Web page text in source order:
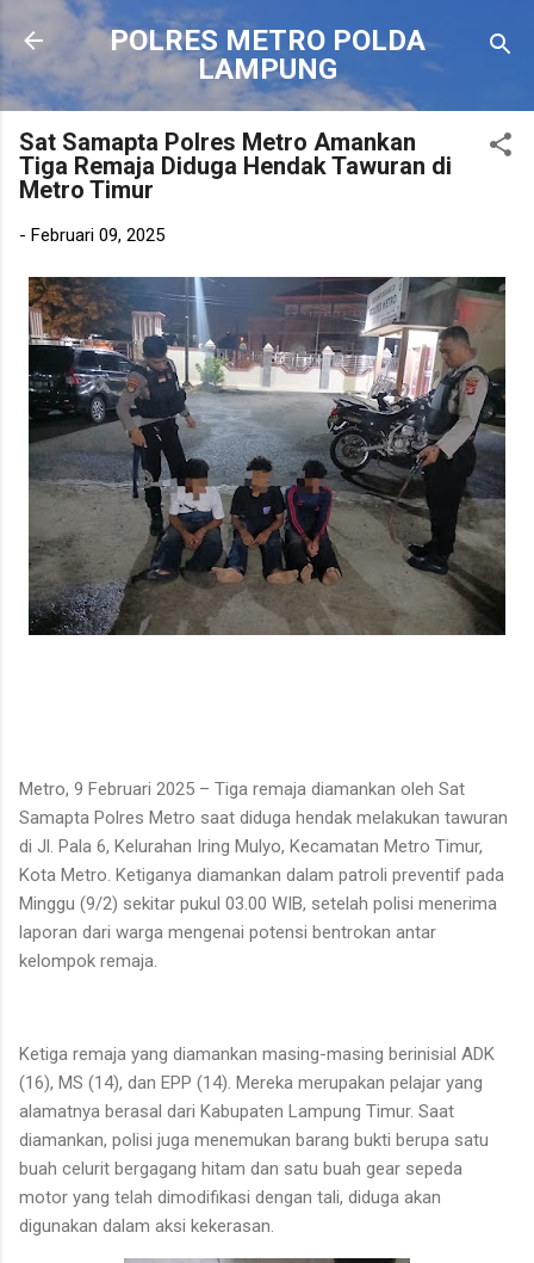
Langsung ke konten utama
POLRES METRO POLDA
LAMPUNG
Sat Samapta Polres Metro Amankan
Tiga Remaja Diduga Hendak Tawuran di
Metro Timur
- Februari 09, 2025
Metro, 9 Februari 2025 – Tiga remaja diamankan oleh Sat
Samapta Polres Metro saat diduga hendak melakukan tawuran
di Jl. Pala 6, Kelurahan Iring Mulyo, Kecamatan Metro Timur,
Kota Metro. Ketiganya diamankan dalam patroli preventif pada
Minggu (9/2) sekitar pukul 03.00 WIB, setelah polisi menerima
laporan dari warga mengenai potensi bentrokan antar
kelompok remaja.
Ketiga remaja yang diamankan masing-masing berinisial ADK
(16), MS (14), dan EPP (14). Mereka merupakan pelajar yang
alamatnya berasal dari Kabupaten Lampung Timur. Saat
diamankan, polisi juga menemukan barang bukti berupa satu
buah celurit bergagang hitam dan satu buah gear sepeda
motor yang telah dimodifikasi dengan tali, diduga akan
digunakan dalam aksi kekerasan.